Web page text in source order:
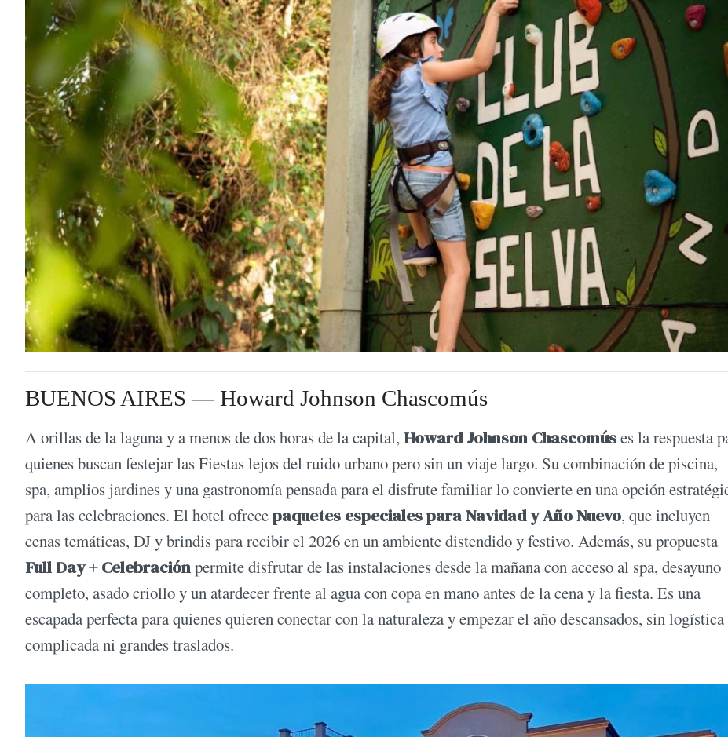
BUENOS AIRES — Howard Johnson Chascomús
A orillas de la laguna y a menos de dos horas de la capital, Howard Johnson Chascomúses la respuesta
quienes buscan festejar las Fiestas lejos del ruido urbano pero sin un viaje largo. Su combinación de piscina,
spa, amplios jardines y una gastronomía pensada para el disfrute familiar lo convierte en una opción
para las celebraciones. El hotel ofrecepaquetes especiales para Navidad y Año Nuevo, que incluyen
cenas temáticas, DJ y brindis para recibir el 2026 en un ambiente distendido y festivo. Además, su propuesta
Full Day + Celebraciónpermite disfrutar de las instalaciones desde la mañana con acceso al spa, desayuno
completo, asado criollo y un atardecer frente al agua con copa en mano antes de la cena y la fiesta. Es una
escapada perfecta para quienes quieren conectar con la naturaleza y empezar el año descansados, sin logística
complicada ni grandes traslados.